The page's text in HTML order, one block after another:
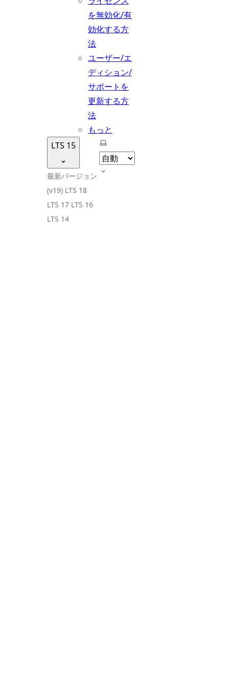
を無効化/有
効化する方
法
ユーザー/エ
ディション/
サポートを
更新する方
法
もっと
LTS 15
最新バージョン
(v19) LTS 18
LTS 17 LTS 16
LTS 14
テーマを選択